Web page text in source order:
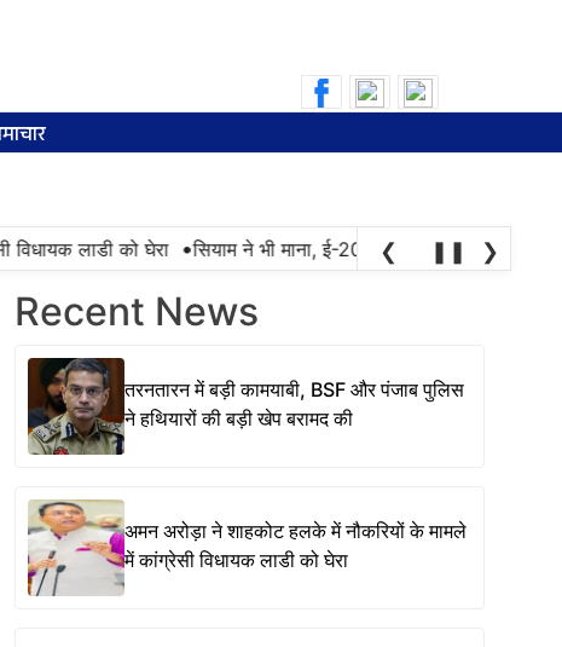
for:
लाडी को घेरा • सियाम ने भी माना, ई-20 में ज्यादा क्लोराइड और नमी
❮ ❚❚ ❯
Recent News
तरनतारन में बड़ी कामयाबी, BSF और पंजाब पुलिस
ने हथियारों की बड़ी खेप बरामद की
अमन अरोड़ा ने शाहकोट हलके में नौकरियों के मामले
में कांग्रेसी विधायक लाडी को घेरा